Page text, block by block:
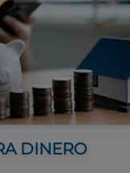
DINERO